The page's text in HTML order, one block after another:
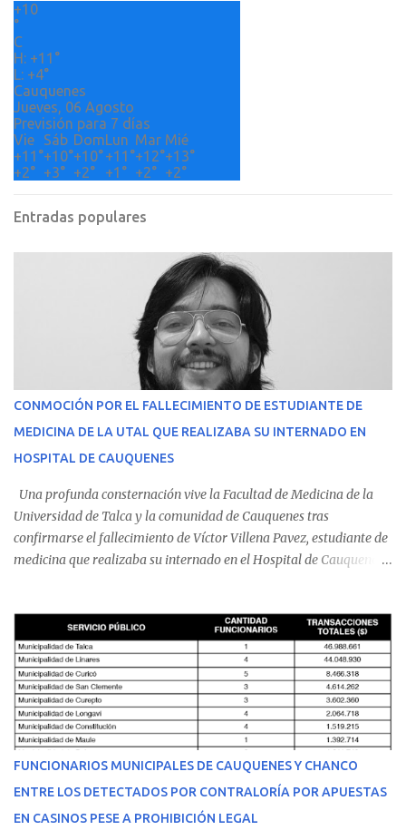
i
s
+10
°
C
H: +11°
L: +4°
Cauquenes
Jueves, 06 Agosto
Previsión para 7 días
Vie
Sáb DomLun Mar Mié
+11°+10°+10°+11°+12°+13°
+2° +3° +2° +1° +2° +2°
Entradas populares
CONMOCIÓN POR EL FALLECIMIENTO DE ESTUDIANTE DE
MEDICINA DE LA UTAL QUE REALIZABA SU INTERNADO EN
HOSPITAL DE CAUQUENES
Una profunda consternación vive la Facultad de Medicina de la
Universidad de Talca y la comunidad de Cauquenes tras
confirmarse el fallecimiento de Víctor Villena Pavez, estudiante de
medicina que realizaba su internado en el Hospital de Cauquenes.
malestares físicos. Dada la complejidad de su estado de salud, el
equipo médico determinó su traslado de urgencia al Hospital
Regional de Talca y dado la urgencia la ambulancia partió hacia
Talca con escolta de Carabineros. En medio del traslado, el
estudiante de medicina de 25 años, se agravó y pese a los esfuerzos
del personal de emergencia terminó falleciendo, sin alcanzar a
recibir atención especializada en el centro de destino. Apenas se
conoció la gravedad de su condición, sus padres —residentes en
Villarrica— se trasladaron a Cauquenes con la esperanza de una
evolución favorable. No obstante, alrededo...
FUNCIONARIOS MUNICIPALES DE CAUQUENES Y CHANCO
ENTRE LOS DETECTADOS POR CONTRALORÍA POR APUESTAS
EN CASINOS PESE A PROHIBICIÓN LEGAL